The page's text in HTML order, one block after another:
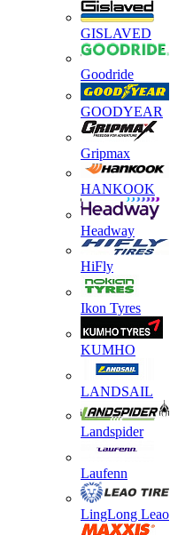
GISLAVED
Goodride
GOODYEAR
Gripmax
HANKOOK
Headway
HiFly
Ikon Tyres
KUMHO
LANDSAIL
Landspider
Laufenn
LingLong Leao